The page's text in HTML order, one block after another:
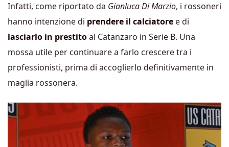
Infatti, come riportato da Gianluca Di Marzio, i rossoneri
hanno intenzione di prendere il calciatore e di
lasciarlo in prestitoal Catanzaro in Serie B. Una
mossa utile per continuare a farlo crescere tra i
professionisti, prima di accoglierlo definitivamente in
maglia rossonera.